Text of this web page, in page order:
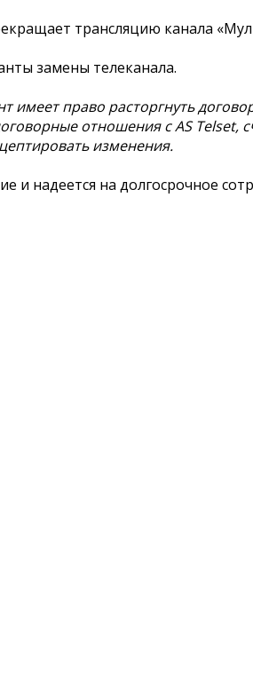
трансляцию канала
замены телеканала.
имеет право расторгнуть
отношения с AS Telset,
изменения.
и надеется на долгосрочное